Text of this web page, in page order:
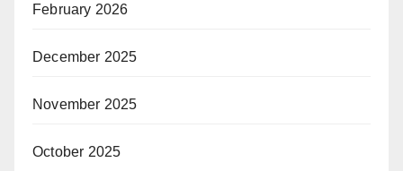
February 2026
December 2025
November 2025
October 2025